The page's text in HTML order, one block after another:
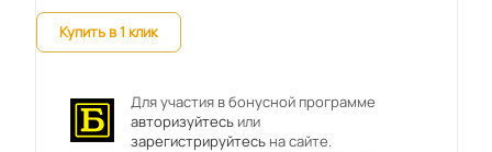
Купить в 1 клик
Для участия в бонусной программе
авторизуйтесьили
зарегистрируйтесьна сайте.